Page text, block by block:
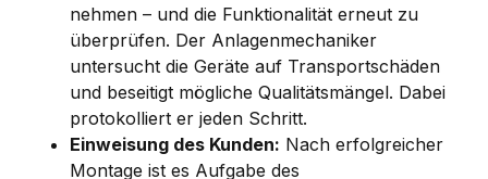
nehmen – und die Funktionalität erneut zu
überprüfen. Der Anlagenmechaniker
untersucht die Geräte auf Transportschäden
und beseitigt mögliche Qualitätsmängel. Dabei
protokolliert er jeden Schritt.
Einweisung des Kunden: Nach erfolgreicher
Montage ist es Aufgabe des